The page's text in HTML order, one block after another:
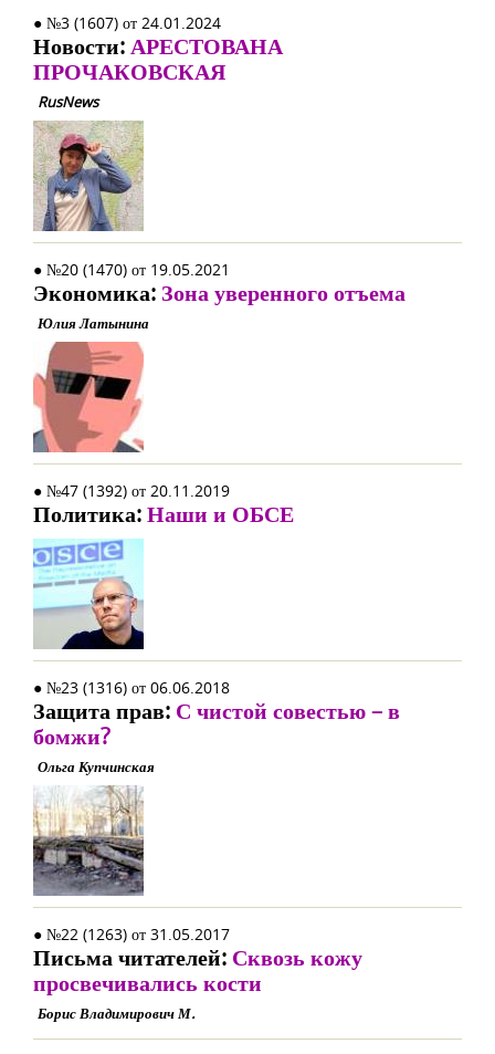
● №3 (1607) от 24.01.2024
Новости:АРЕСТОВАНА
ПРОЧАКОВСКАЯ
RusNews
● №20 (1470) от 19.05.2021
Экономика: Зона уверенного отъема
Юлия Латынина
● №47 (1392) от 20.11.2019
Политика:Наши и ОБСЕ
● №23 (1316) от 06.06.2018
Защита прав: С чистой совестью – в
бомжи?
Ольга Купчинская
● №22 (1263) от 31.05.2017
Письма читателей: Сквозь кожу
просвечивались кости
Борис Владимирович М.